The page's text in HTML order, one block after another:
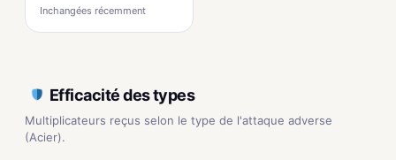
Inchangées récemment
Efficacité des types
Multiplicateurs reçus selon le type de l'attaque adverse
(Acier).